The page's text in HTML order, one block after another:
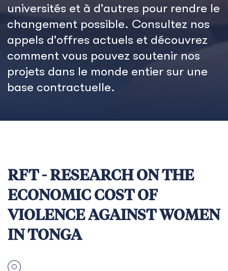
universités et à d'autres pour rendre le
changement possible. Consultez nos
appels d'offres actuels et découvrez
comment vous pouvez soutenir nos
projets dans le monde entier sur une
base contractuelle.
RFT - RESEARCH ON THE
ECONOMIC COST OF
VIOLENCE AGAINST WOMEN
IN TONGA